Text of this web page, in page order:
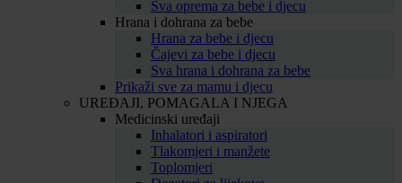
Sva oprema za bebe i djecu
Hrana i dohrana za bebe
Hrana za bebe i djecu
Čajevi za bebe i djecu
Sva hrana i dohrana za bebe
Prikaži sve za mamu i djecu
UREĐAJI, POMAGALA I NJEGA
Medicinski uređaji
Inhalatori i aspiratori
Tlakomjeri i manžete
Toplomjeri